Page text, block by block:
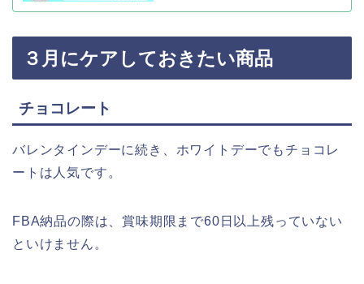
３月にケアしておきたい商品
チョコレート
バレンタインデーに続き、ホワイトデーでもチョコレ
ートは人気です。
FBA納品の際は、賞味期限まで60日以上残っていない
といけません。